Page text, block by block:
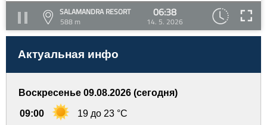
SALAMANDRA RESORT
588 m
06:38
14. 5. 2026
Актуальная инфо
Воскресенье 09.08.2026 (сегодня)
09:00 19 до 23 °C